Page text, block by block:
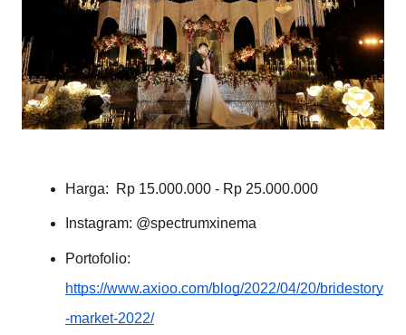
Harga:  Rp 15.000.000 - Rp 25.000.000
Instagram: @spectrumxinema
Portofolio:
https://www.axioo.com/blog/2022/04/20/bridestory
-market-2022/